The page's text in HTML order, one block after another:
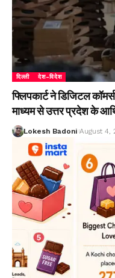
दिल्ली देश-विदेश
फ्लिपकार्ट ने डिजिटल
माध्यम से उत्तर प्रदेश के
Lokesh Badoni August 4,